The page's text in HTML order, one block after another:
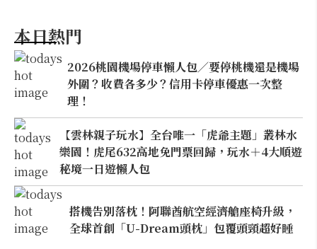
本日熱門
2026桃園機場停車懶人包／要停桃機還是機場
外圍？收費各多少？信用卡停車優惠一次整
理！
【雲林親子玩水】全台唯一「虎爺主題」叢林水
樂園！虎尾632高地免門票回歸，玩水＋4大順遊
秘境一日遊懶人包
搭機告別落枕！阿聯酋航空經濟艙座椅升級，
全球首創「U-Dream頭枕」包覆頭頸超好睡